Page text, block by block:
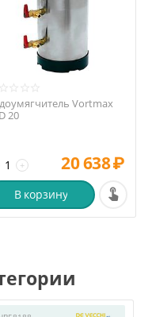
Vortmax
20
+ 20 638₽
В корзину